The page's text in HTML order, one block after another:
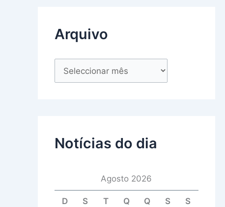
Arquivo
Notícias do dia
Agosto 2026
D S T Q Q S S